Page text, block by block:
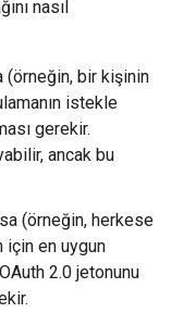
nasıl
bir kişinin
istekle
gerekir.
ancak bu
(örneğin, herkese
için en uygun
2.0 jetonunu